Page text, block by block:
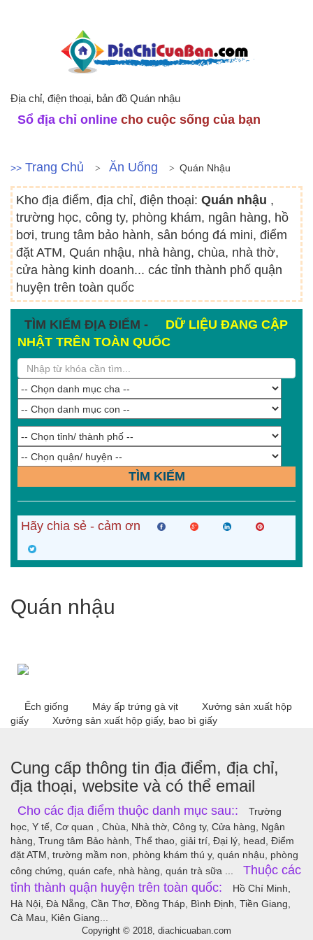
Địa chỉ, điện thoại, bản đồ Quán nhậu
Sổ địa chỉ online cho cuộc sống của bạn
>> Trang Chủ Ăn Uống Quán Nhậu
Kho địa điểm, địa chỉ, điện thoại: Quán nhậu ,
trường học, công ty, phòng khám, ngân hàng, hồ
bơi, trung tâm bảo hành, sân bóng đá mini, điểm
đặt ATM, Quán nhậu, nhà hàng, chùa, nhà thờ,
cửa hàng kinh doanh... các tỉnh thành phố quận
huyện trên toàn quốc
TÌM KIẾM ĐỊA ĐIỂM -
DỮ LIỆU ĐANG CẬP
NHẬT TRÊN TOÀN QUỐC
TÌM KIẾM
Hãy chia sẻ - cảm ơn
Quán nhậu
Ếch giống Máy ấp trứng gà vịt
Xưởng sản xuất hộp
giấy
Xưởng sản xuất hộp giấy, bao bì giấy
Cung cấp thông tin địa điểm, địa chỉ,
địa thoại, website và có thể email
Cho các địa điểm thuộc danh mục sau::
Trường
học, Y tế, Cơ quan , Chùa, Nhà thờ, Công ty, Cửa hàng, Ngân
hàng, Trung tâm Bảo hành, Thể thao, giải trí, Đại lý, head, Điểm
đặt ATM, trường mầm non, phòng khám thú y, quán nhậu, phòng
công chứng, quán cafe, nhà hàng, quán trà sữa ...
Thuộc các
tỉnh thành quận huyện trên toàn quốc:
Hồ Chí Minh,
Hà Nội, Đà Nẵng, Cần Thơ, Đồng Tháp, Bình Định, Tiền Giang,
Cà Mau, Kiên Giang...
Copyright © 2018, diachicuaban.com